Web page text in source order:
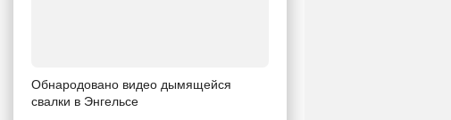
Обнародовано видео дымящейся
свалки в Энгельсе